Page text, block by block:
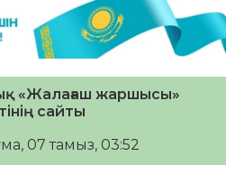
«Жалағаш жаршысы»
сайты
07 тамыз, 03:52